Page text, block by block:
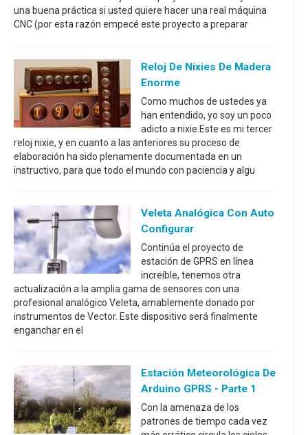
una buena práctica si usted quiere hacer una real máquina
CNC (por esta razón empecé este proyecto a preparar
Reloj De Nixies De Madera
Enorme
Como muchos de ustedes ya
han entendido, yo soy un poco
adicto a nixie.Este es mi tercer
reloj nixie, y en cuanto a las anteriores su proceso de
elaboración ha sido plenamente documentada en un
instructivo, para que todo el mundo con paciencia y algu
Veleta Analógica Con Auto
Configurar
Continúa el proyecto de
estación de GPRS en línea
increíble, tenemos otra
actualización a la amplia gama de sensores con una
profesional analógico Veleta, amablemente donado por
instrumentos de Vector. Este dispositivo será finalmente
enganchar en el
Estación Meteorológica De
Arduino GPRS - Parte 1
Con la amenaza de los
patrones de tiempo cada vez